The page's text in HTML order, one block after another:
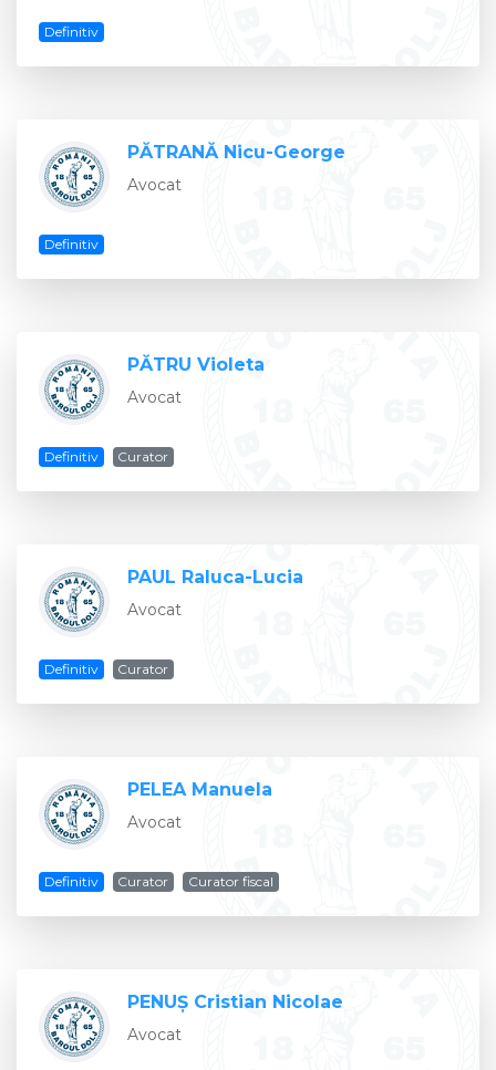
Definitiv
PĂTRANĂ Nicu-George
Avocat
Definitiv
PĂTRU Violeta
Avocat
Definitiv Curator
PAUL Raluca-Lucia
Avocat
Definitiv Curator
PELEA Manuela
Avocat
Definitiv Curator Curator fiscal
PENUŞ Cristian Nicolae
Avocat